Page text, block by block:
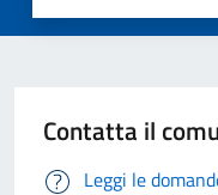
Contatta il
Leggi le